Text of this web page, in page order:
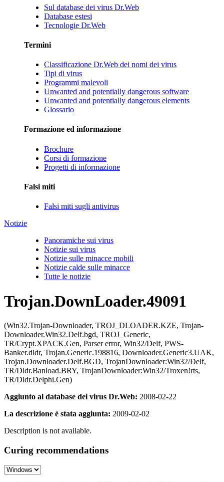
Sul database dei virus Dr.Web
Database estesi
Tecnologie Dr.Web
Termini
Classificazione Dr.Web dei nomi dei virus
Tipi di virus
Programmi malevoli
Unwanted and potentially dangerous software
Unwanted and potentially dangerous elements
Glossario
Formazione ed informazione
Brochure
Corsi di formazione
Progetti di informazione
Falsi miti
Falsi miti sugli antivirus
Notizie
Panoramiche sui virus
Notizie sui virus
Notizie sulle minacce mobili
Notizie calde sulle minacce
Tutte le notizie
Trojan.DownLoader.49091
(Win32.Trojan-Downloader, TROJ_DLOADER.KZE, Trojan-
Downloader.Win32.Delf.bgd, TROJ_Generic,
TR/Crypt.XPACK.Gen, Parser error, Win32/Delf, PWS-
Banker.dldr, Trojan.Generic.198816, Downloader.Generic3.UAK,
Trojan.Downloader.Delf.BGD, TrojanDownloader:Win32/Delf,
TR/Dldr.Banload.BRY, TrojanDownloader:Win32/Troxen!rts,
TR/Dldr.Delphi.Gen)
Aggiunto al database dei virus Dr.Web: 2008-02-22
La descrizione è stata aggiunta: 2009-02-02
Description is not available.
Curing recommendations